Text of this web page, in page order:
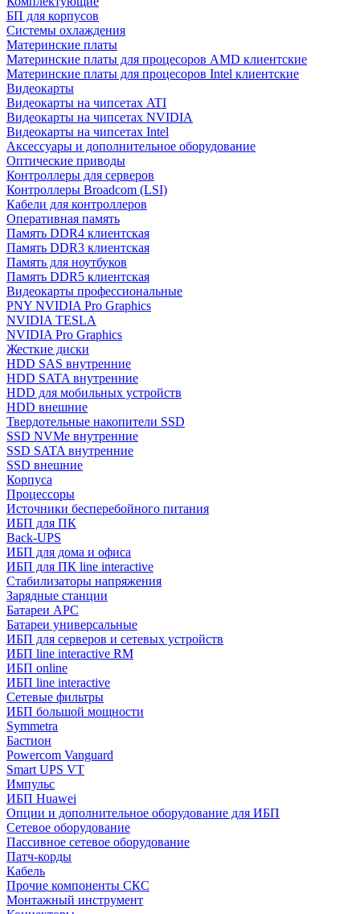
БП для корпусов
Системы охлаждения
Материнские платы
Материнские платы для процесоров AMD клиентские
Материнские платы для процесоров Intel клиентские
Видеокарты
Видеокарты на чипсетах ATI
Видеокарты на чипсетах NVIDIA
Видеокарты на чипсетах Intel
Аксессуары и дополнительное оборудование
Оптические приводы
Контроллеры для серверов
Контроллеры Broadcom (LSI)
Кабели для контроллеров
Оперативная память
Память DDR4 клиентская
Память DDR3 клиентская
Память для ноутбуков
Память DDR5 клиентская
Видеокарты профессиональные
PNY NVIDIA Pro Graphics
NVIDIA TESLA
NVIDIA Pro Graphics
Жесткие диски
HDD SAS внутренние
HDD SATA внутренние
HDD для мобильных устройств
HDD внешние
Твердотельные накопители SSD
SSD NVMe внутренние
SSD SATA внутренние
SSD внешние
Корпуса
Процессоры
Источники бесперебойного питания
ИБП для ПК
Back-UPS
ИБП для дома и офиса
ИБП для ПК linе interactive
Стабилизаторы напряжения
Зарядные станции
Батареи APC
Батареи универсальные
ИБП для серверов и сетевых устройств
ИБП line interactive RM
ИБП online
ИБП linе interactive
Сетевые фильтры
ИБП большой мощности
Symmetra
Бастион
Powercom Vanguard
Smart UPS VT
Импульс
ИБП Huawei
Опции и дополнительное оборудование для ИБП
Сетевое оборудование
Пассивное сетевое оборудование
Патч-корды
Кабель
Прочие компоненты СКС
Монтажный инструмент